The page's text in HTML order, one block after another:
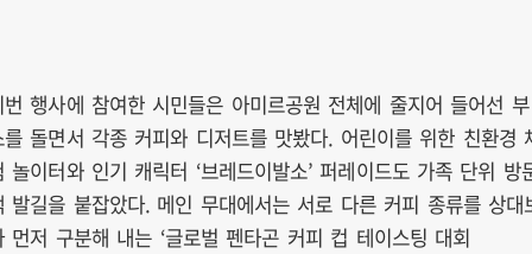
번 행사에 참여한 시민들은 아미르공원 전체에 줄지어 들어선 부
를 돌면서 각종 커피와 디저트를 맛봤다. 어린이를 위한 친환경
놀이터와 인기 캐릭터 ‘브레드이발소’ 퍼레이드도 가족 단위 방
발길을 붙잡았다. 메인 무대에서는 서로 다른 커피 종류를 상대
먼저 구분해 내는 ‘글로벌 펜타곤 커피 컵 테이스팅 대회